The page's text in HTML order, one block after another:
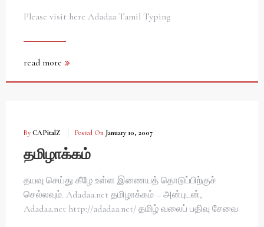
Please visit here Adadaa Tamil Typing
read more
By CAPitalZ Posted On January 10, 2007
தமிழாக்கம்
தயவு செய்து கீழே உள்ள இணையத் தொடுப்பிற்குச்
செல்லவும். Adadaa.net தமிழாக்கம் – அன்புடன்,
Adadaa.net http://adadaa.net/ தமிழ் வலைப் பதிவு சேவை